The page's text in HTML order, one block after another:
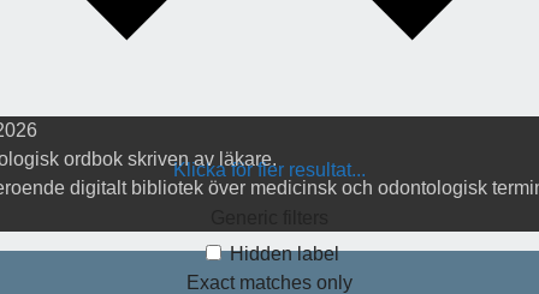
Klicka för fler resultat...
Hidden label
Exact matches only
ordbok skriven av läkare.
digitalt bibliotek över medicinsk och odontologisk